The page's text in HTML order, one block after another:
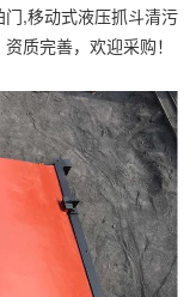
,移动式液压抓斗清污
质完善，欢迎采购！